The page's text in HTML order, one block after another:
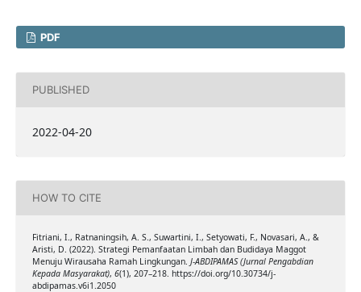
PDF
PUBLISHED
2022-04-20
HOW TO CITE
Fitriani, I., Ratnaningsih, A. S., Suwartini, I., Setyowati, F., Novasari, A., &
Aristi, D. (2022). Strategi Pemanfaatan Limbah dan Budidaya Maggot
Menuju Wirausaha Ramah Lingkungan. J-ABDIPAMAS (Jurnal Pengabdian
Kepada Masyarakat), 6(1), 207–218. https://doi.org/10.30734/j-
abdipamas.v6i1.2050